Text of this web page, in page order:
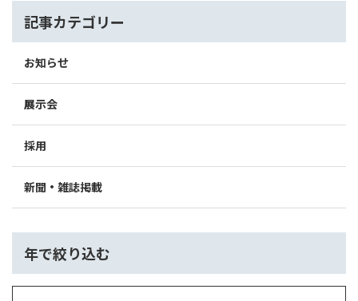
記事カテゴリー
お知らせ
展示会
採用
新聞・雑誌掲載
年で絞り込む